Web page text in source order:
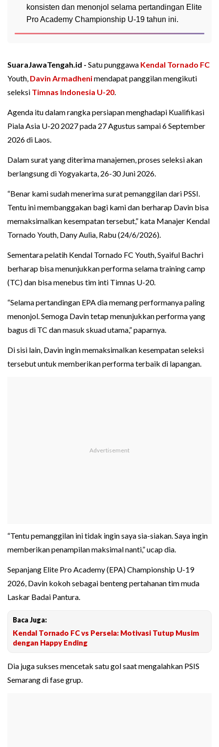
konsisten dan menonjol selama pertandingan Elite
Pro Academy Championship U-19 tahun ini.
SuaraJawaTengah.id - Satu punggawa Kendal Tornado FC
Youth, Davin Armadhenimendapat panggilan mengikuti
seleksi Timnas Indonesia U-20.
Agenda itu dalam rangka persiapan menghadapi Kualifikasi
Piala Asia U-20 2027 pada 27 Agustus sampai 6 September
2026 di Laos.
Dalam surat yang diterima manajemen, proses seleksi akan
berlangsung di Yogyakarta, 26-30 Juni 2026.
“Benar kami sudah menerima surat pemanggilan dari PSSI.
Tentu ini membanggakan bagi kami dan berharap Davin bisa
memaksimalkan kesempatan tersebut,” kata Manajer Kendal
Tornado Youth, Dany Aulia, Rabu (24/6/2026).
Sementara pelatih Kendal Tornado FC Youth, Syaiful Bachri
berharap bisa menunjukkan performa selama training camp
(TC) dan bisa menebus tim inti Timnas U-20.
“Selama pertandingan EPA dia memang performanya paling
menonjol. Semoga Davin tetap menunjukkan performa yang
bagus di TC dan masuk skuad utama,” paparnya.
Di sisi lain, Davin ingin memaksimalkan kesempatan seleksi
tersebut untuk memberikan performa terbaik di lapangan.
“Tentu pemanggilan ini tidak ingin saya sia-siakan. Saya ingin
memberikan penampilan maksimal nanti,” ucap dia.
Sepanjang Elite Pro Academy (EPA) Championship U-19
2026, Davin kokoh sebagai benteng pertahanan tim muda
Laskar Badai Pantura.
Baca Juga:
Kendal Tornado FC vs Persela: Motivasi Tutup Musim
dengan Happy Ending
Dia juga sukses mencetak satu gol saat mengalahkan PSIS
Semarang di fase grup.